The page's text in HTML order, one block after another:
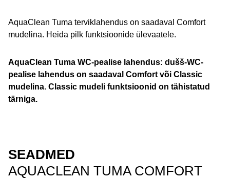
AquaClean Tuma terviklahendus on saadaval Comfort
mudelina. Heida pilk funktsioonide ülevaatele.
AquaClean Tuma WC-pealise lahendus: dušš-WC-
pealise lahendus on saadaval Comfort või Classic
mudelina. Classic mudeli funktsioonid on tähistatud
tärniga.
SEADMED
AQUACLEAN TUMA COMFORT